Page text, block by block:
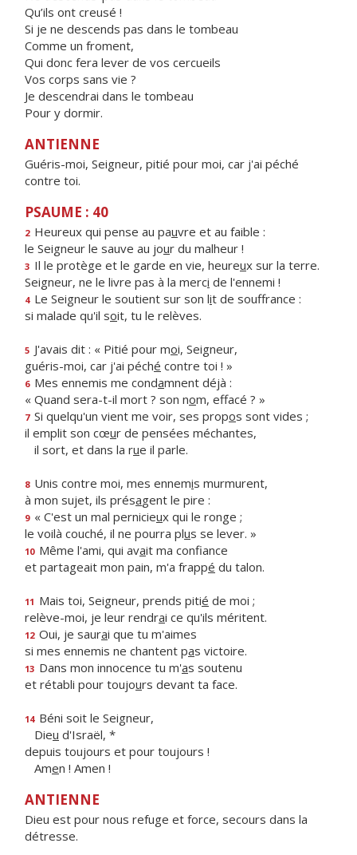
Qu’ils ont creusé !
Si je ne descends pas dans le tombeau
Comme un froment,
Qui donc fera lever de vos cercueils
Vos corps sans vie ?
Je descendrai dans le tombeau
Pour y dormir.
ANTIENNE
Guéris-moi, Seigneur, pitié pour moi, car j'ai péché
contre toi.
PSAUME : 40
2 Heureux qui pense au pauvre et au faible :
le Seigneur le sauve au jour du malheur !
3 Il le protège et le garde en vie, heureux sur la terre.
Seigneur, ne le livre pas à la merci de l'ennemi !
4 Le Seigneur le soutient sur son lit de souffrance :
si malade qu'il soit, tu le relèves.
5 J'avais dit : « Pitié pour moi, Seigneur,
guéris-moi, car j'ai péché contre toi ! »
6 Mes ennemis me condamnent déjà :
« Quand sera-t-il mort ? son nom, effacé ? »
7 Si quelqu'un vient me voir, ses propos sont vides ;
il emplit son cœur de pensées méchantes,
il sort, et dans la rue il parle.
8 Unis contre moi, mes ennemis murmurent,
à mon sujet, ils présagent le pire :
9 « C'est un mal pernicieux qui le ronge ;
le voilà couché, il ne pourra plus se lever. »
10 Même l'ami, qui avait ma confiance
et partageait mon pain, m'a frappé du talon.
11 Mais toi, Seigneur, prends pitié de moi ;
relève-moi, je leur rendrai ce qu'ils méritent.
12 Oui, je saurai que tu m'aimes
si mes ennemis ne chantent pas victoire.
13 Dans mon innocence tu m'as soutenu
et rétabli pour toujours devant ta face.
14 Béni soit le Seigneur,
Dieu d'Israël, *
depuis toujours et pour toujours !
Amen ! Amen !
ANTIENNE
Dieu est pour nous refuge et force, secours dans la
détresse.